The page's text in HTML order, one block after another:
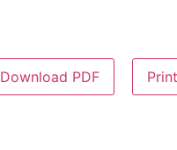
Download PDF